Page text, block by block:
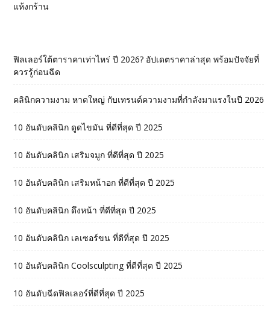
แห้งกร้าน
ฟิลเลอร์ใต้ตาราคาเท่าไหร่ ปี 2026? อัปเดตราคาล่าสุด พร้อมปัจจัยที่
ควรรู้ก่อนฉีด
คลินิกความงาม หาดใหญ่ กับเทรนด์ความงามที่กำลังมาแรงในปี 2026
10 อันดับคลินิก ดูดไขมัน ที่ดีที่สุด ปี 2025
10 อันดับคลินิก เสริมจมูก ที่ดีที่สุด ปี 2025
10 อันดับคลินิก เสริมหน้าอก ที่ดีที่สุด ปี 2025
10 อันดับคลินิก ดึงหน้า ที่ดีที่สุด ปี 2025
10 อันดับคลินิก เลเซอร์ขน ที่ดีที่สุด ปี 2025
10 อันดับคลินิก Coolsculpting ที่ดีที่สุด ปี 2025
10 อันดับฉีดฟิลเลอร์ที่ดีที่สุด ปี 2025